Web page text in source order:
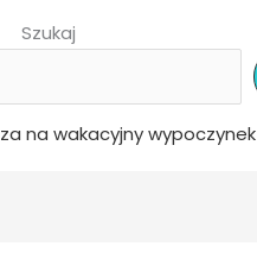
Szukaj
na wakacyjny wypoczynek